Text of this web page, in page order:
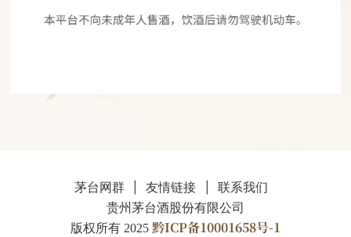
茅台网群 | 友情链接 |
联系我们
贵州茅台酒股份有限公司
版权所有 2025 黔ICP备10001658号-1